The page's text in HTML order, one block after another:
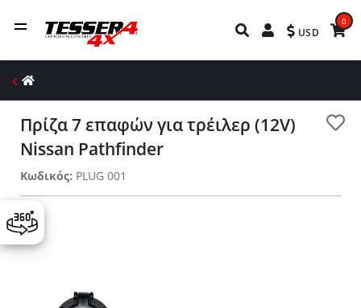
USD
0
Πρίζα 7 επαφών για τρέιλερ (12V)
Nissan Pathfinder
Κωδικός: PLUG 001